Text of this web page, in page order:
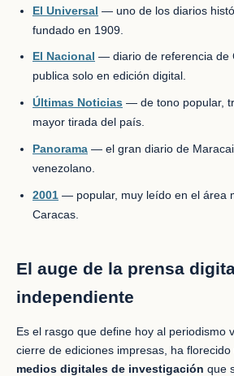
El Universal — uno de los diarios
fundado en 1909.
El Nacional — diario de referencia de
publica solo en edición digital.
Últimas Noticias — de tono popular,
mayor tirada del país.
Panorama — el gran diario de
venezolano.
2001 — popular, muy leído en el área
Caracas.
El auge de la prensa
independiente
Es el rasgo que define hoy al periodismo
cierre de ediciones impresas, ha florecido
medios digitales de investigación que